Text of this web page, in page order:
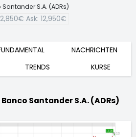
S.A. (ADRs)
Ask: 12,950€
NACHRICHTEN
TRENDS KURSE
Santander S.A. (ADRs)